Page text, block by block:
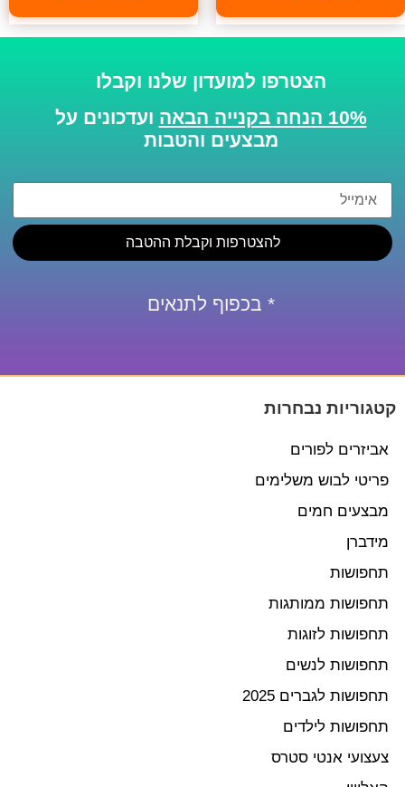
הצטרפו למועדון שלנו וקבלו
10% הנחה בקנייה הבאה
ועדכונים על
מבצעים והטבות
להצטרפות וקבלת ההטבה
* בכפוף לתנאים
קטגוריות נבחרות
אביזרים לפורים
פריטי לבוש משלימים
מבצעים חמים
מידברן
תחפושות
תחפושות ממותגות
תחפושות לזוגות
תחפושות לנשים
תחפושות לגברים 2025
תחפושות לילדים
צעצועי אנטי סטרס